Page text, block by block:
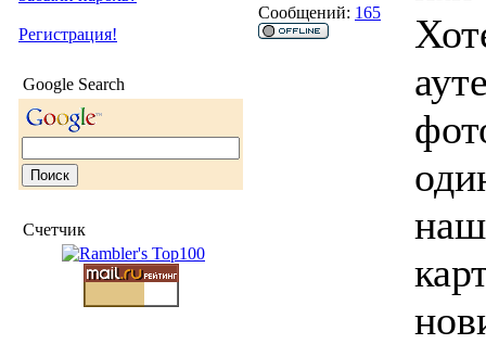
Регистрация!
Google Search
Счетчик
Сообщений: 165